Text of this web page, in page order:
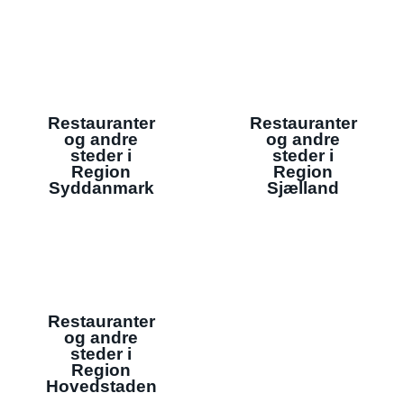
Restauranter
og andre
steder i
Region
Syddanmark
Restauranter
og andre
steder i
Region
Sjælland
Restauranter
og andre
steder i
Region
Hovedstaden